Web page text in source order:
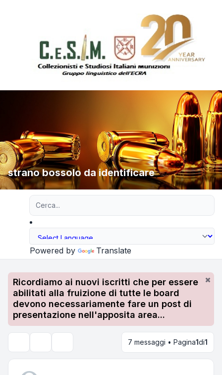
strano bossolo da identificare
Powered by Translate
Ricordiamo ai nuovi iscritti che per essere
abilitati alla fruizione di tutte le board
devono necessariamente fare un post di
presentazione nell'apposita area...
7 messaggi • Pagina1di1